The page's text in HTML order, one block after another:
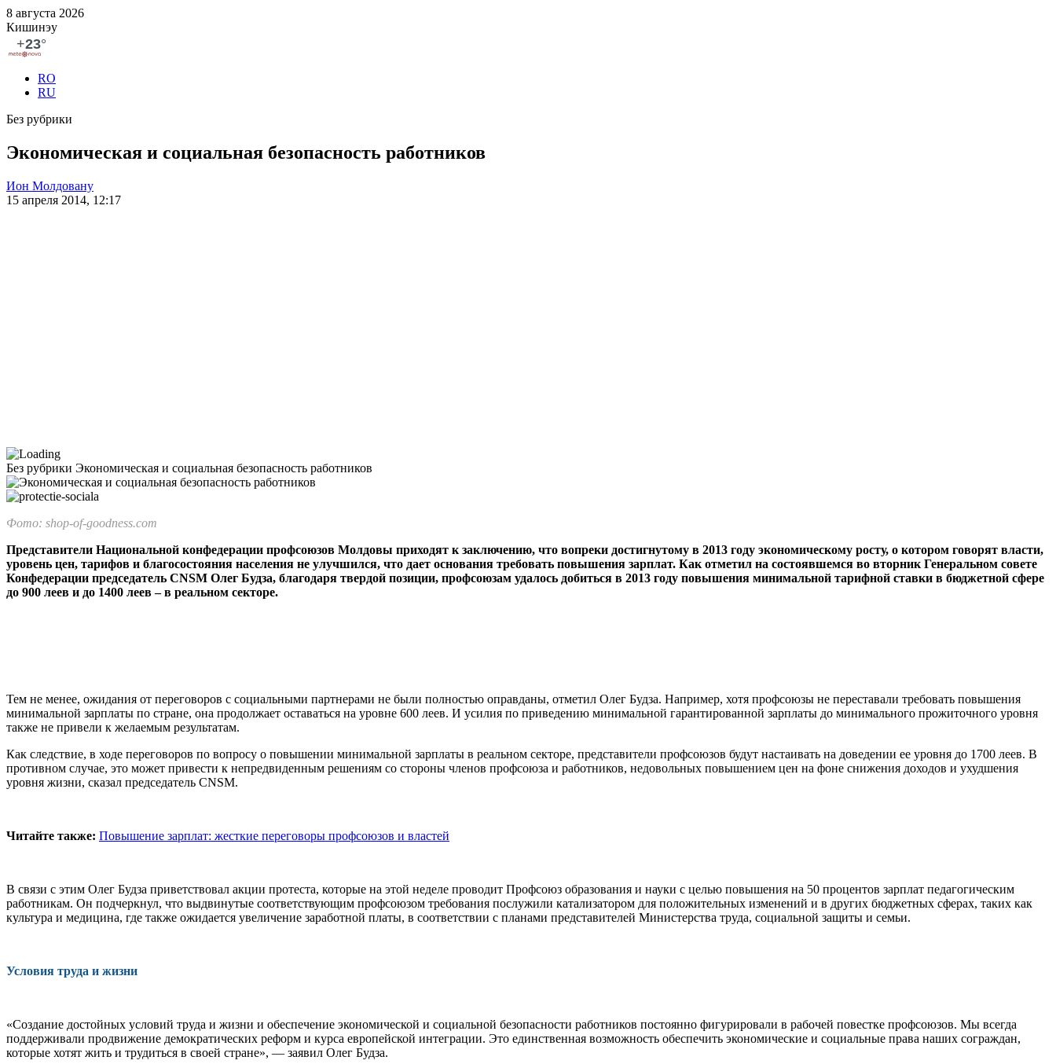
8 августа 2026
Кишинэу
RO
RU
Без рубрики
Экономическая и социальная безопасность работников
Ион Молдовану
15 апреля 2014, 12:17
Без рубрики Экономическая и социальная безопасность работников
Фото: shop-of-goodness.com
Представители Национальной конфедерации профсоюзов Молдовы приходят к заключению, что вопреки достигнутому в 2013 году эко­номическому росту, о котором говорят власти,
уровень цен, тарифов и благосостояния населения не улучшился, что дает основания тре­бовать повышения зарплат. Как отметил на состоявшемся во втор­ник Генеральном совете
Конфедерации председатель CNSM Олег Буд­за, благодаря твердой позиции, профсоюзам удалось добиться в 2013 году повышения минимальной тарифной ставки в бюджетной сфере
до 900 леев и до 1400 леев – в реальном секторе.
Тем не менее, ожидания от перегово­ров с социальными партнерами не были полностью оправданы, отметил Олег Будза. Например, хотя профсоюзы не пе­реставали требовать повышения
мини­мальной зарплаты по стране, она про­должает оставаться на уровне 600 леев. И усилия по приведению минимальной га­рантированной зарплаты до минималь­ного прожиточного уровня
также не при­вели к желаемым результатам.
Как следствие, в ходе переговоров по вопросу о повышении минимальной зарплаты в реальном секторе, представите­ли профсоюзов будут настаивать на дове­дении ее уровня до 1700 леев. В
против­ном случае, это может привести к непред­виденным решениям со стороны членов профсоюза и работников, недовольных повышением цен на фоне снижения до­ходов и ухудшения
уровня жизни, сказал председатель CNSM.
Читайте также: Повышение зарплат: жесткие переговоры профсоюзов и властей
В связи с этим Олег Будза приветство­вал акции протеста, которые на этой не­деле проводит Профсоюз образования и науки с целью повышения на 50 про­центов зарплат педагогическим
работни­кам. Он подчеркнул, что выдвинутые со­ответствующим профсоюзом требования послужили катализатором для положи­тельных изменений и в других бюджет­ных сферах, таких как
культура и меди­цина, где также ожидается увеличение заработной платы, в соответствии с пла­нами представителей Министерства тру­да, социальной защиты и семьи.
Условия труда и жизни
«Создание достойных условий труда и жизни и обеспечение экономической и социальной безопасности работников постоянно фигурировали в рабочей по­вестке профсоюзов. Мы всегда
поддерживали продвижение демократических реформ и курса европейской интеграции. Это единственная возможность обеспе­чить экономические и социальные права наших сограждан,
которые хотят жить и трудиться в своей стране», — заявил Олег Будза.